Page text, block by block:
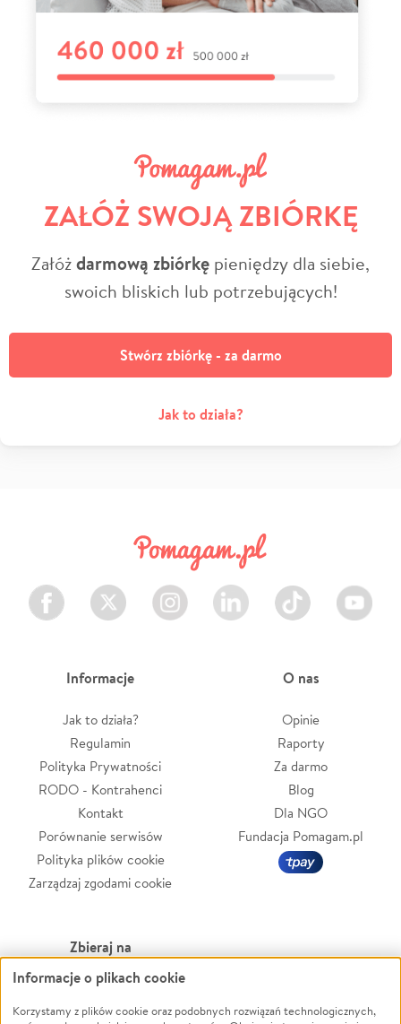
ZAŁÓŻ SWOJĄ ZBIÓRKĘ
Załóżdarmową zbiórkę pieniędzy dla siebie,
swoich bliskich lub potrzebujących!
Stwórz zbiórkę - za darmo
Jak to działa?
Facebook Twitter Instagram LinkedIn TikTok Youtube
Informacje
Jak to działa?
Regulamin
Polityka Prywatności
RODO - Kontrahenci
Kontakt
Porównanie serwisów
Polityka plików cookie
Zarządzaj zgodami cookie
O nas
Opinie
Raporty
Za darmo
Blog
Dla NGO
Fundacja Pomagam.pl
Zbieraj na
Leczenie
Zwierzęta
Powódź
Informacje o plikach cookie
Korzystamy z plików cookie oraz podobnych rozwiązań technologicznych,